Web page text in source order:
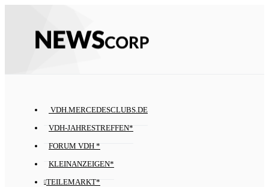
VDH.MERCEDESCLUBS.DE
VDH-JAHRESTREFFEN*
FORUM VDH *
KLEINANZEIGEN*
TEILEMARKT*